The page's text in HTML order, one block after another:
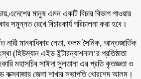
মানুষ এমন একটি বিচার বিভাগ পাওয়ার
সমুন্নত রেখে বিচারকার্য পরিচালনা করা হবে।
নারী মানবাধিকার নেতা, কলম সৈনিক, আন্তজার্তিক
(হিউম্যান এইড ইন্টারন্যাশনাল’র প্রতিষ্ঠাতা
মহাসচিব সাঈদা সুলতানা এর প্রতি কৃতজ্ঞতা ও
কক্সবাজার জেলা শাখার সভাপতি খোরশেদ আলম।